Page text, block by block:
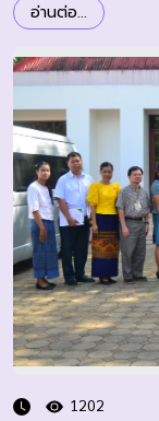
อ่านต่อ...
1202